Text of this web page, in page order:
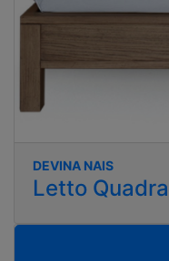
DEVINA NAIS
Letto Quadra